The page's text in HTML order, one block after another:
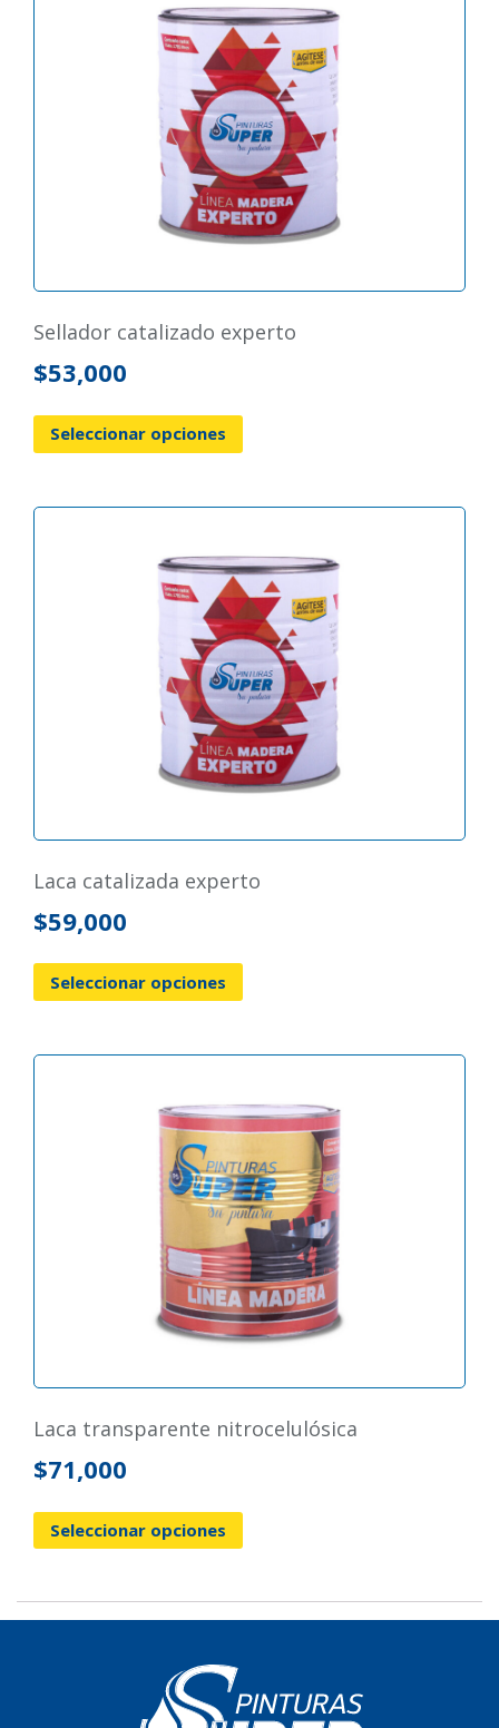
sellador catalizado experto
$53,000
Seleccionar opciones
laca catalizada experto
$59,000
Seleccionar opciones
laca transparente nitrocelulósica
$71,000
Seleccionar opciones